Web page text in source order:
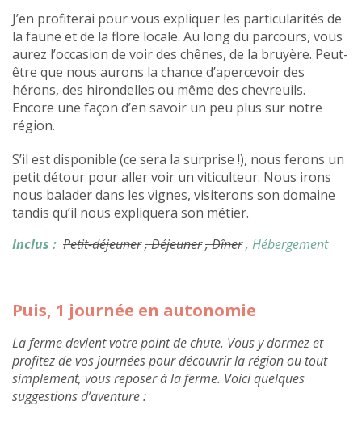
J’en profiterai pour vous expliquer les particularités de
la faune et de la flore locale. Au long du parcours, vous
aurez l’occasion de voir des chênes, de la bruyère. Peut-
être que nous aurons la chance d’apercevoir des
hérons, des hirondelles ou même des chevreuils.
Encore une façon d’en savoir un peu plus sur notre
région.
S’il est disponible (ce sera la surprise !), nous ferons un
petit détour pour aller voir un viticulteur. Nous irons
nous balader dans les vignes, visiterons son domaine
tandis qu’il nous expliquera son métier.
Inclus : Petit-déjeuner, Déjeuner, Dîner, Hébergement
Puis, 1 journée en autonomie
La ferme devient votre point de chute. Vous y dormez et
profitez de vos journées pour découvrir la région ou tout
simplement, vous reposer à la ferme. Voici quelques
suggestions d’aventure :